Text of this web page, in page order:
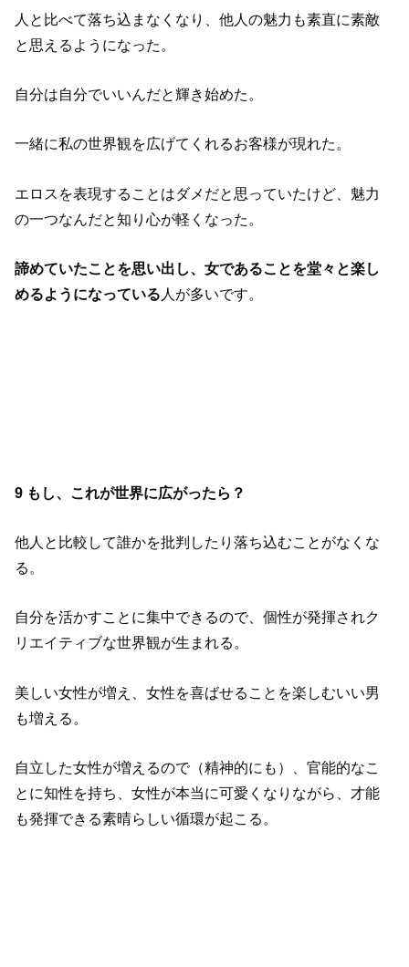
人と比べて落ち込まなくなり、他人の魅力も素直に素敵
と思えるようになった。
自分は自分でいいんだと輝き始めた。
一緒に私の世界観を広げてくれるお客様が現れた。
エロスを表現することはダメだと思っていたけど、魅力
の一つなんだと知り心が軽くなった。
諦めていたことを思い出し、女であることを堂々と楽し
めるようになっている 人が多いです。
9 もし、これが世界に広がったら？
他人と比較して誰かを批判したり落ち込むことがなくな
る。
自分を活かすことに集中できるので、個性が発揮されク
リエイティブな世界観が生まれる。
美しい女性が増え、女性を喜ばせることを楽しむいい男
も増える。
自立した女性が増えるので（精神的にも）、官能的なこ
とに知性を持ち、女性が本当に可愛くなりながら、才能
も発揮できる素晴らしい循環が起こる。